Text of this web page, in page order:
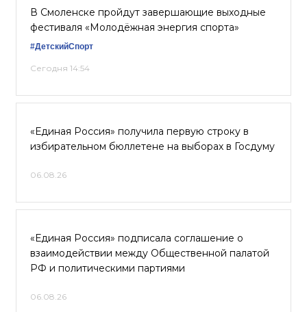
В Смоленске пройдут завершающие выходные
фестиваля «Молодёжная энергия спорта»
#ДетскийСпорт
Сегодня 14:54
«Единая Россия» получила первую строку в
избирательном бюллетене на выборах в Госдуму
06.08.26
«Единая Россия» подписала соглашение о
взаимодействии между Общественной палатой
РФ и политическими партиями
06.08.26